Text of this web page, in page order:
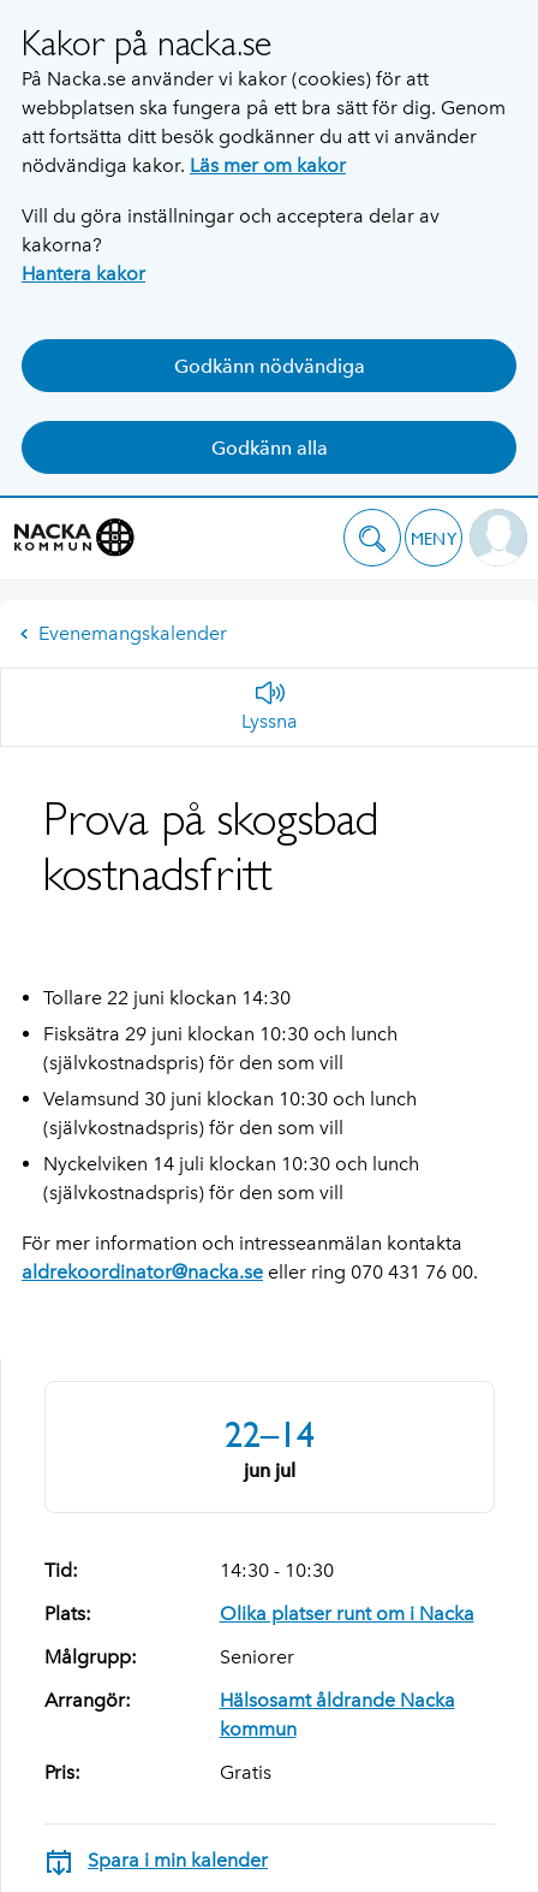
Kakor på nacka.se
På Nacka.se använder vi kakor (cookies) för att
webbplatsen ska fungera på ett bra sätt för dig. Genom
att fortsätta ditt besök godkänner du att vi använder
nödvändiga kakor. Läs mer om kakor
Vill du göra inställningar och acceptera delar av
kakorna?
Hantera kakor
Godkänn nödvändiga
Godkänn alla
MENY
Evenemangskalender
Lyssna
22–14
jun jul
Tid:
14:30 - 10:30
Plats:
Olika platser runt om i Nacka
Målgrupp:
Seniorer
Arrangör:
Hälsosamt åldrande Nacka
kommun
Pris:
Gratis
Spara i min kalender
Prova på skogsbad
kostnadsfritt
Tollare 22 juni klockan 14:30
Fisksätra 29 juni klockan 10:30 och lunch
(självkostnadspris) för den som vill
Velamsund 30 juni klockan 10:30 och lunch
(självkostnadspris) för den som vill
Nyckelviken 14 juli klockan 10:30 och lunch
(självkostnadspris) för den som vill
För mer information och intresseanmälan kontakta
aldrekoordinator@nacka.se eller ring 070 431 76 00.